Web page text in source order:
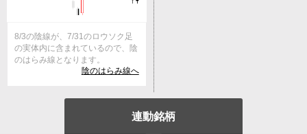
8/3の陰線が、7/31のロウソク足
の実体内に含まれているので、陰
のはらみ線となります。
陰のはらみ線へ
連動銘柄